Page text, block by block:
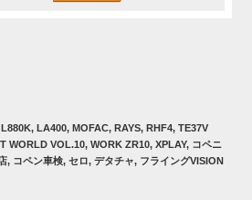
L880K, LA400, MOFAC, RAYS, RHF4, TE37V
WORLD VOL.10, WORK ZR10, XPLAY, コペニ
, コペン車検, セロ, デタチャ, フライングVISION